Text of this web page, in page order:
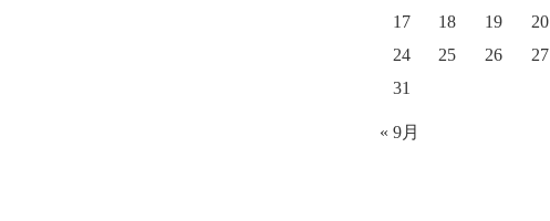
17
18 19 20
24
25 26 27
31
« 9月